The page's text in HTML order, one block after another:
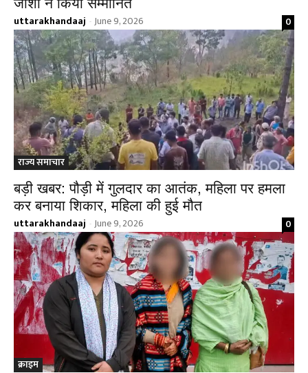
uttarakhandaaj - June 9, 2026 0
राज्य समाचार
बड़ी खबर: पौड़ी में गुलदार का आतंक, महिला पर हमला
कर बनाया शिकार, महिला की हुई मौत
uttarakhandaaj - June 9, 2026 0
क्राइम